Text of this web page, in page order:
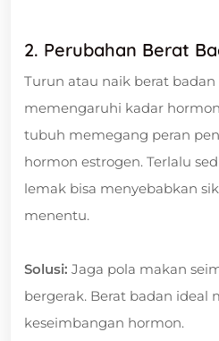
2. Perubahan Berat
Turun atau naik berat badan
memengaruhi kadar
tubuh memegang peran
hormon estrogen. Terlalu
lemak bisa menyebabkan
menentu.
Solusi: Jaga pola makan
bergerak. Berat badan ideal
keseimbangan hormon.